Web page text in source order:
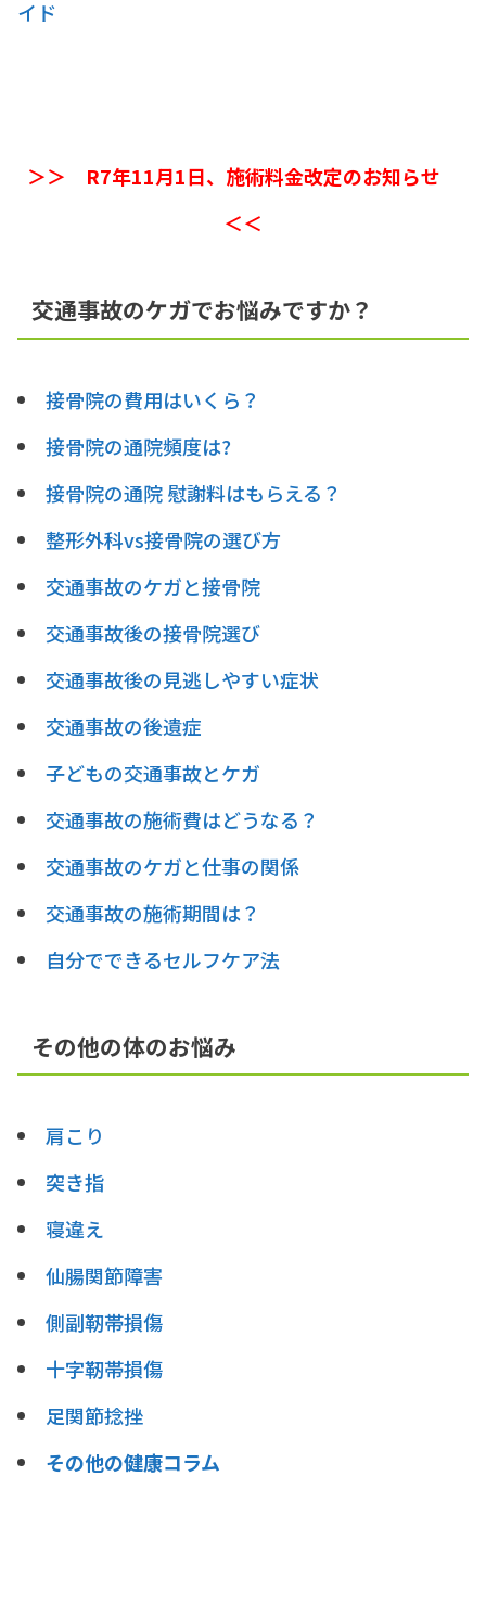
イド
＞＞ R7年11月1日、施術料金改定のお知らせ
＜＜
交通事故のケガでお悩みですか？
接骨院の費用はいくら？
接骨院の通院頻度は?
接骨院の通院 慰謝料はもらえる？
整形外科vs接骨院の選び方
交通事故のケガと接骨院
交通事故後の接骨院選び
交通事故後の見逃しやすい症状
交通事故の後遺症
子どもの交通事故とケガ
交通事故の施術費はどうなる？
交通事故のケガと仕事の関係
交通事故の施術期間は？
自分でできるセルフケア法
その他の体のお悩み
肩こり
突き指
寝違え
仙腸関節障害
側副靭帯損傷
十字靭帯損傷
足関節捻挫
その他の健康コラム